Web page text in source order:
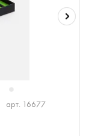
арт. 16677